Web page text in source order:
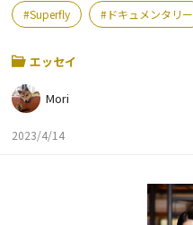
Superfly ドキュメンタリー
エッセイ
Mori
2023/4/14